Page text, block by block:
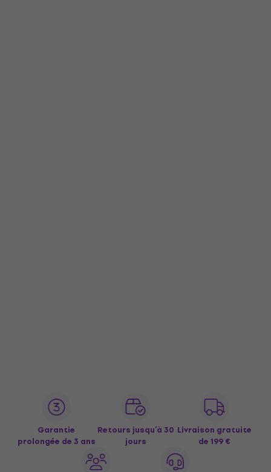
Garantie
prolongée de 3 ans
Retours jusqu’à 30
jours
Livraison gratuite
de 199 €